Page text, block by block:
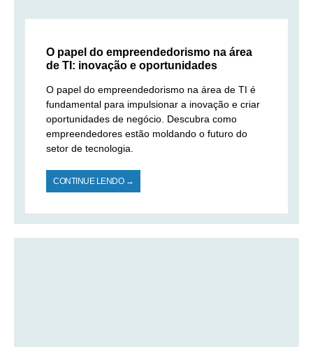
O papel do empreendedorismo na área
de TI: inovação e oportunidades
O papel do empreendedorismo na área de TI é
fundamental para impulsionar a inovação e criar
oportunidades de negócio. Descubra como
empreendedores estão moldando o futuro do
setor de tecnologia.
CONTINUE LENDO →